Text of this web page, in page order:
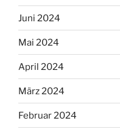
Juni 2024
Mai 2024
April 2024
März 2024
Februar 2024